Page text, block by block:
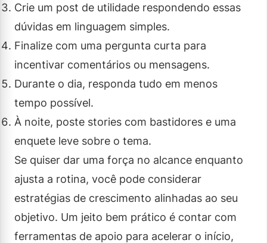
Crie um post de utilidade respondendo essas
dúvidas em linguagem simples.
Finalize com uma pergunta curta para
incentivar comentários ou mensagens.
Durante o dia, responda tudo em menos
tempo possível.
À noite, poste stories com bastidores e uma
enquete leve sobre o tema.
Se quiser dar uma força no alcance enquanto
ajusta a rotina, você pode considerar
estratégias de crescimento alinhadas ao seu
objetivo. Um jeito bem prático é contar com
ferramentas de apoio para acelerar o início,